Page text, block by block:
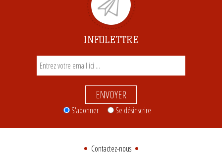
INFOLETTRE
ENVOYER
S'abonner Se désinscrire
Contactez-nous